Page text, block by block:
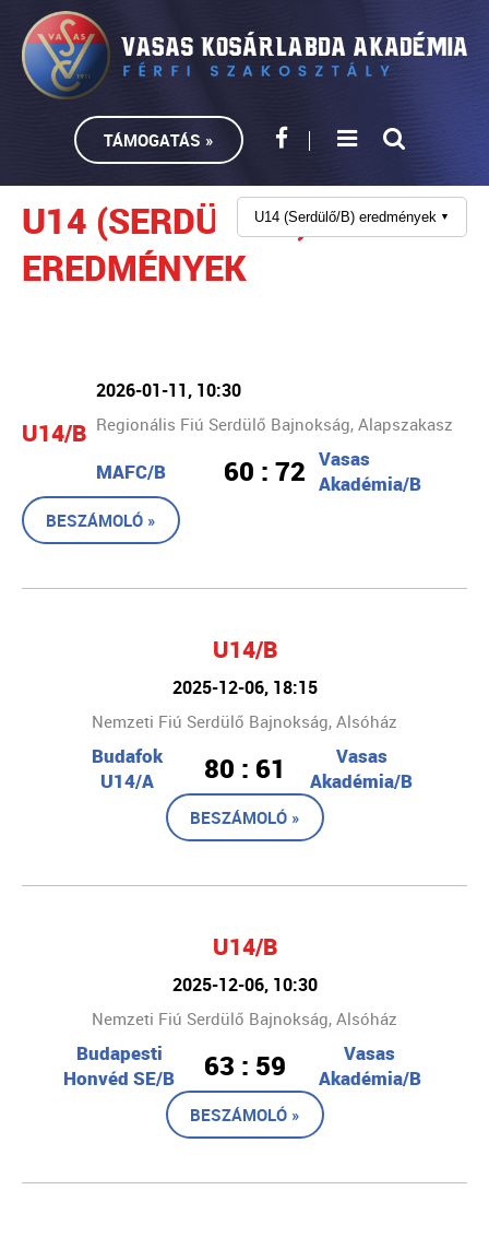
TÁMOGATÁS »
U14 (SERDÜLŐ/B)
EREDMÉNYEK
U14 (Serdülő/B) eredmények ▼
U14/B
2026-01-11, 10:30
Regionális Fiú Serdülő Bajnokság, Alapszakasz
MAFC/B 60 : 72 Vasas
Akadémia/B
BESZÁMOLÓ »
U14/B
2025-12-06, 18:15
Nemzeti Fiú Serdülő Bajnokság, Alsóház
Budafok
U14/A
80 : 61
Vasas
Akadémia/B
BESZÁMOLÓ »
U14/B
2025-12-06, 10:30
Nemzeti Fiú Serdülő Bajnokság, Alsóház
Budapesti
Honvéd SE/B
63 : 59
Vasas
Akadémia/B
BESZÁMOLÓ »